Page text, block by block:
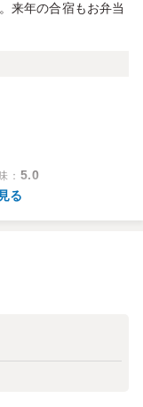
来年の合宿もお弁当
： 5.0
る